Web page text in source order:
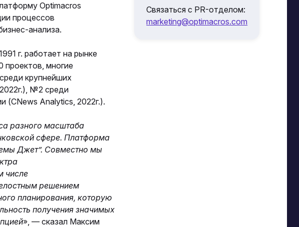
Optimacros
процессов
анализа.
г. работает на рынке
проектов, многие
крупнейших
№2 среди
(CNews Analytics, 2022г.).
разного масштаба
сфере. Платформа
Джет”. Совместно мы
числе
решением
планирования, которую
получения значимых
», — сказал Максим
Связаться с PR-отделом:
marketing@optimacros.com